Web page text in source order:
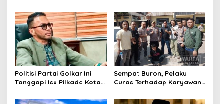
Pembinaan
Kasus Narkoba
Politisi Partai Golkar Ini
Tanggapi Isu Pilkada Kota
Sempat Buron, Pelaku
Curas Terhadap Karyawan
Ditangkap Polisi